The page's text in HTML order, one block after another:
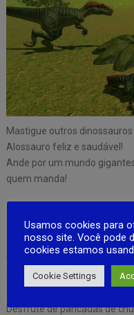
Mastigue outros
Alossauro feliz e saudável!
Ande por um mundo
quem manda!
Veja o sol nascer e se pôr 🌅
Sinta a mudança das
Desfrute de pancadas de
Usamos cookies para
nosso site. Você pode
cookies estamos
Cookie Settings